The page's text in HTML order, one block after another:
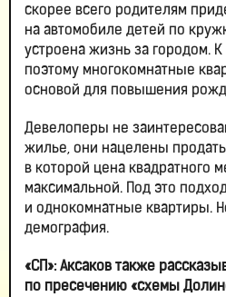
скорее всего родителям
на автомобиле детей по
устроена жизнь за городом.
поэтому многокомнатные
основой для повышения
Девелоперы не
жилье, они нацелены
в которой цена квадратного
максимальной. Под это
и однокомнатные квартиры.
демография.
«СП»: Аксаков также
по пресечению «схемы